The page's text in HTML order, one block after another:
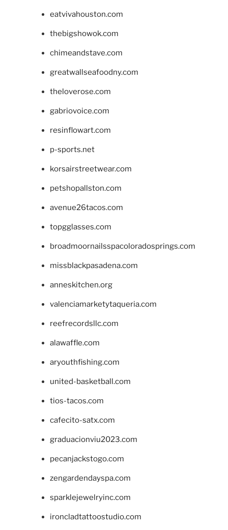
eatvivahouston.com
thebigshowok.com
chimeandstave.com
greatwallseafoodny.com
theloverose.com
gabriovoice.com
resinflowart.com
p-sports.net
korsairstreetwear.com
petshopallston.com
avenue26tacos.com
topgglasses.com
broadmoornailsspacoloradosprings.com
missblackpasadena.com
anneskitchen.org
valenciamarketytaqueria.com
reefrecordsllc.com
alawaffle.com
aryouthfishing.com
united-basketball.com
tios-tacos.com
cafecito-satx.com
graduacionviu2023.com
pecanjackstogo.com
zengardendayspa.com
sparklejewelryinc.com
ironcladtattoostudio.com